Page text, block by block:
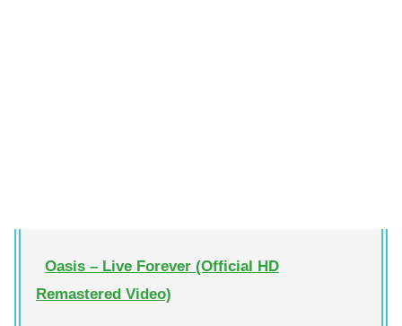
Oasis – Live Forever (Official HD
Remastered Video)